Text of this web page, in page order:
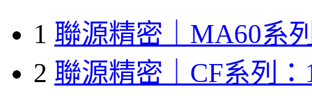
1 聯源精密｜MA60系
2 聯源精密｜CF系列：